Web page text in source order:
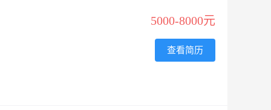
5000-8000元
查看简历